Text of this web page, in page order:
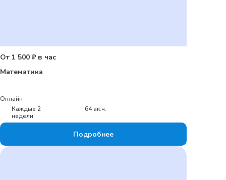
Подробнее
64 ак.ч.
Каждые 2
недели
Онлайн
От 1 500 ₽ в час
Математика